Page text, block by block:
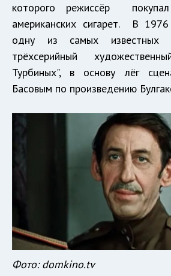
которого режиссёр
американских сигарет. В
одну из самых известных
трёхсерийный
Турбиных", в основу лёг
Басовым по произведению
Фото: domkino.tv